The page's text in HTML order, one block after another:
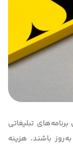
تبلیغاتی
باشند، هزینه